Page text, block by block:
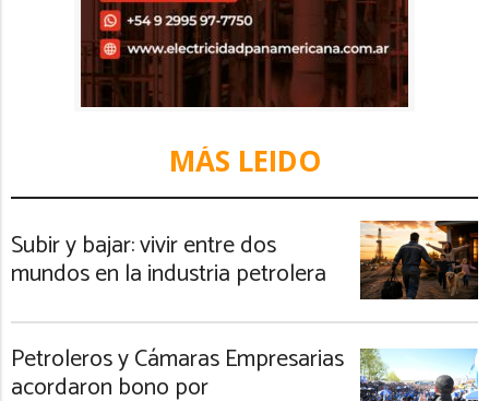
MÁS LEIDO
Subir y bajar: vivir entre dos
mundos en la industria petrolera
Petroleros y Cámaras Empresarias
acordaron bono por